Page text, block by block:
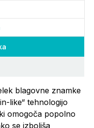
blagovne znamke
like“ tehnologijo
omogoča popolno
se izboljša